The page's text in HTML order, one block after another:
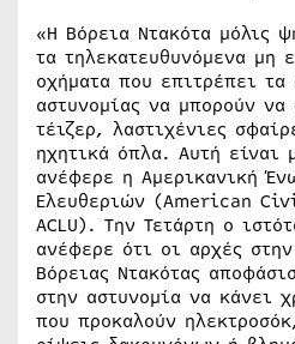
«Η Βόρεια Ντακότα μόλις
τα τηλεκατευθυνόμενα μη
οχήματα που επιτρέπει τα
αστυνομίας να μπορούν
τέιζερ, λαστιχένιες
ηχητικά όπλα. Αυτή είναι
ανέφερε η Αμερικανική
Ελευθεριών (American
ACLU). Την Τετάρτη ο
ανέφερε ότι οι αρχές
Βόρειας Ντακότας
στην αστυνομία να κάνει
που προκαλούν